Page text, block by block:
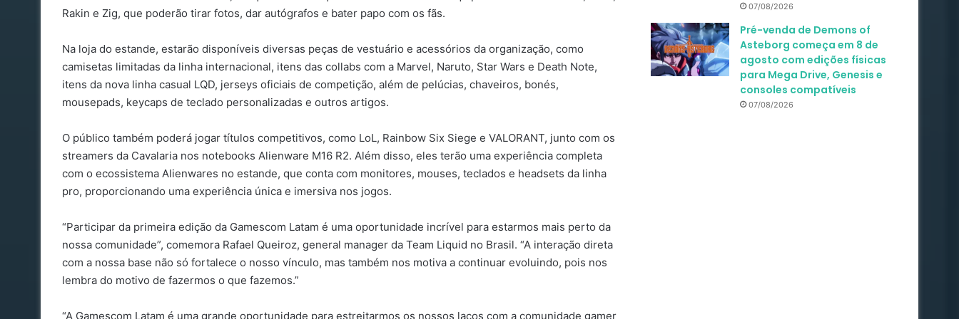
Rakin e Zig, que poderão tirar fotos, dar autógrafos e bater papo com os fãs.
Na loja do estande, estarão disponíveis diversas peças de vestuário e acessórios da organização, como
camisetas limitadas da linha internacional, itens das collabs com a Marvel, Naruto, Star Wars e Death Note,
itens da nova linha casual LQD, jerseys oficiais de competição, além de pelúcias, chaveiros, bonés,
mousepads, keycaps de teclado personalizadas e outros artigos.
O público também poderá jogar títulos competitivos, como LoL, Rainbow Six Siege e VALORANT, junto com os
streamers da Cavalaria nos notebooks Alienware M16 R2. Além disso, eles terão uma experiência completa
com o ecossistema Alienwares no estande, que conta com monitores, mouses, teclados e headsets da linha
pro, proporcionando uma experiência única e imersiva nos jogos.
“Participar da primeira edição da Gamescom Latam é uma oportunidade incrível para estarmos mais perto da
nossa comunidade”, comemora Rafael Queiroz, general manager da Team Liquid no Brasil. “A interação direta
com a nossa base não só fortalece o nosso vínculo, mas também nos motiva a continuar evoluindo, pois nos
lembra do motivo de fazermos o que fazemos.”
“A Gamescom Latam é uma grande oportunidade para estreitarmos os nossos laços com a comunidade gamer
07/08/2026
Pré-venda de Demons of
Asteborg começa em 8 de
agosto com edições físicas
para Mega Drive, Genesis e
consoles compatíveis
07/08/2026